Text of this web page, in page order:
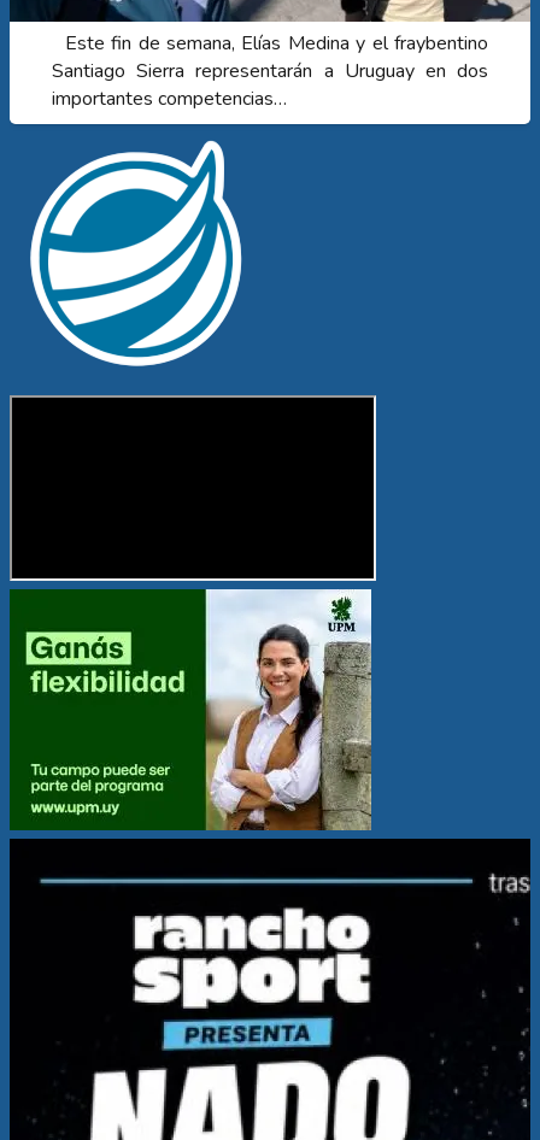
Este fin de semana, Elías Medina y el fraybentino
Santiago Sierra representarán a Uruguay en dos
importantes competencias…